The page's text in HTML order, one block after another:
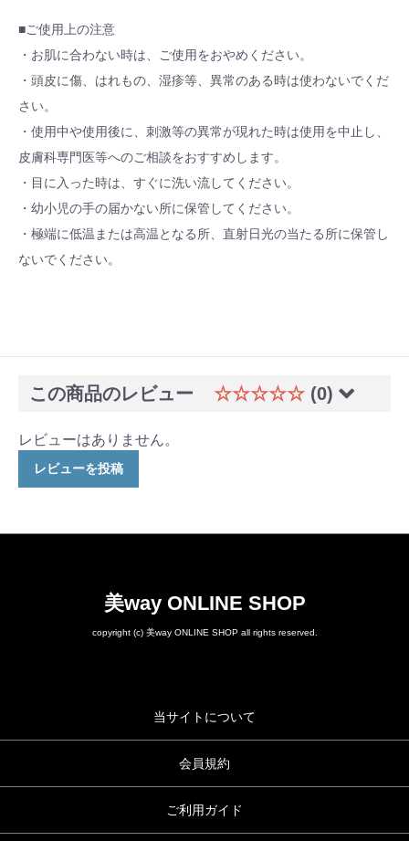
■ご使用上の注意
・お肌に合わない時は、ご使用をおやめください。
・頭皮に傷、はれもの、湿疹等、異常のある時は使わないでくだ
さい。
・使用中や使用後に、刺激等の異常が現れた時は使用を中止し、
皮膚科専門医等へのご相談をおすすめします。
・目に入った時は、すぐに洗い流してください。
・幼小児の手の届かない所に保管してください。
・極端に低温または高温となる所、直射日光の当たる所に保管し
ないでください。
この商品のレビュー ☆☆☆☆☆ (0)
レビューはありません。
レビューを投稿
美way ONLINE SHOP
copyright (c) 美way ONLINE SHOP all rights reserved.
当サイトについて
会員規約
ご利用ガイド